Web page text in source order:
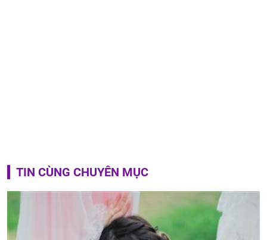
TIN CÙNG CHUYÊN MỤC